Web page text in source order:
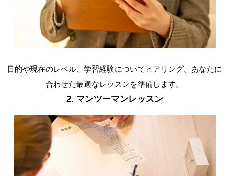
目的や現在のレベル、学習経験についてヒアリング。あなたに
合わせた最適なレッスンを準備します。
2. マンツーマンレッスン